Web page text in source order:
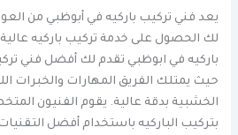
يعد فني تركيب باركيه في أبوظبي من
لك الحصول على خدمة تركيب باركيه
باركيه في ابوظبي تقدم لك أفضل فني
حيث يمتلك الفريق المهارات والخبرات
الخشبية بدقة عالية. يقوم الفنيون
بتركيب الباركيه باستخدام أفضل